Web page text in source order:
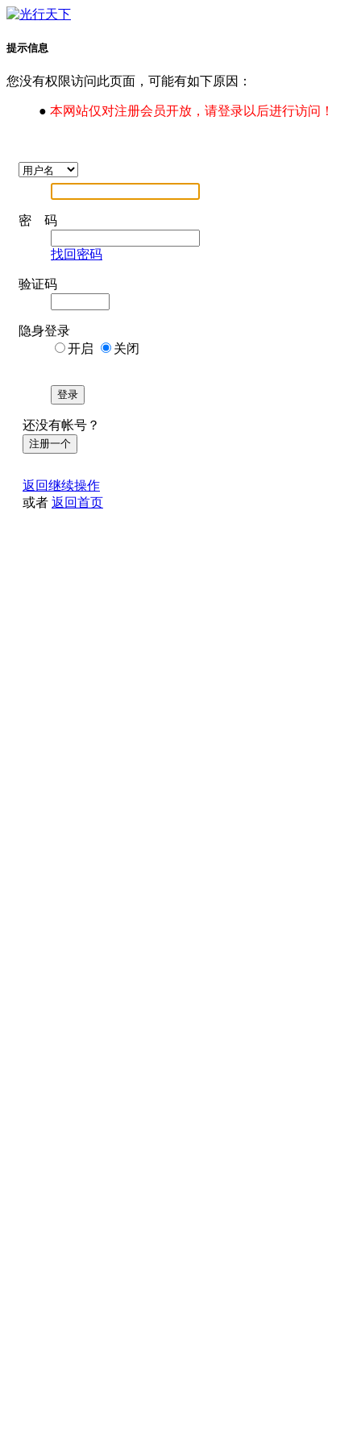
提示信息
您没有权限访问此页面，可能有如下原因：
● 本网站仅对注册会员开放，请登录以后进行访问！
密 码
找回密码
验证码
隐身登录
开启
关闭
登录
还没有帐号？
注册一个
返回继续操作
或者 返回首页